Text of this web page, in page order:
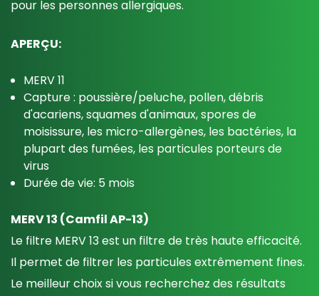
pour les personnes allergiques.
APERÇU:
MERV 11
Capture : poussière/peluche, pollen, débris
d'acariens, squames d'animaux, spores de
moisissure, les micro-allergènes, les bactéries, la
plupart des fumées, les particules porteurs de
virus
Durée de vie: 5 mois
MERV 13 (Camfil AP-13)
Le filtre MERV 13 est un filtre de très haute efficacité.
Il permet de filtrer les particules extrêmement fines.
Le meilleur choix si vous recherchez des résultats